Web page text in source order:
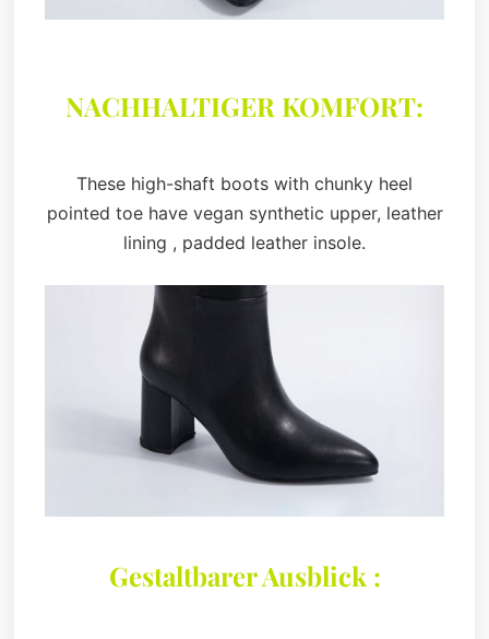
NACHHALTIGER KOMFORT:
These high-shaft boots with chunky heel
pointed toe have vegan synthetic upper, leather
lining , padded leather insole.
Gestaltbarer Ausblick :